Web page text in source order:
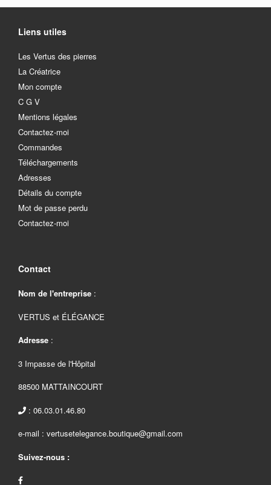
Liens utiles
Les Vertus des pierres
La Créatrice
Mon compte
C G V
Mentions légales
Contactez-moi
Commandes
Téléchargements
Adresses
Détails du compte
Mot de passe perdu
Contactez-moi
Contact
Nom de l'entreprise :
VERTUS et ÉLÉGANCE
Adresse :
3 Impasse de l'Hôpital
88500 MATTAINCOURT
: 06.03.01.46.80
e-mail : vertusetelegance.boutique@gmail.com
Suivez-nous :